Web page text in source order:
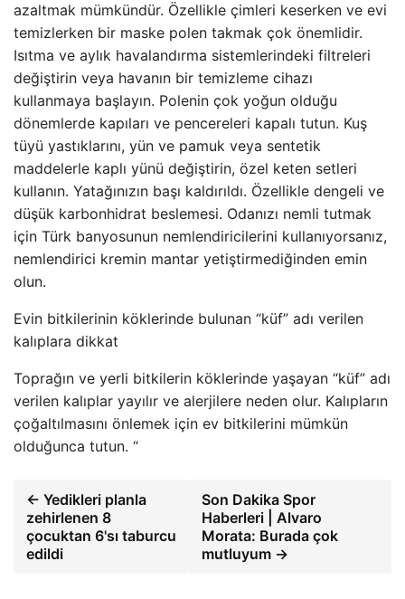
azaltmak mümkündür. Özellikle çimleri keserken ve evi
temizlerken bir maske polen takmak çok önemlidir.
Isıtma ve aylık havalandırma sistemlerindeki filtreleri
değiştirin veya havanın bir temizleme cihazı
kullanmaya başlayın. Polenin çok yoğun olduğu
dönemlerde kapıları ve pencereleri kapalı tutun. Kuş
tüyü yastıklarını, yün ve pamuk veya sentetik
maddelerle kaplı yünü değiştirin, özel keten setleri
kullanın. Yatağınızın başı kaldırıldı. Özellikle dengeli ve
düşük karbonhidrat beslemesi. Odanızı nemli tutmak
için Türk banyosunun nemlendiricilerini kullanıyorsanız,
nemlendirici kremin mantar yetiştirmediğinden emin
olun.
Evin bitkilerinin köklerinde bulunan “küf” adı verilen
kalıplara dikkat
Toprağın ve yerli bitkilerin köklerinde yaşayan “küf” adı
verilen kalıplar yayılır ve alerjilere neden olur. Kalıpların
çoğaltılmasını önlemek için ev bitkilerini mümkün
olduğunca tutun. “
← Yedikleri planla
zehirlenen 8
çocuktan 6'sı taburcu
edildi
Son Dakika Spor
Haberleri | Alvaro
Morata: Burada çok
mutluyum →